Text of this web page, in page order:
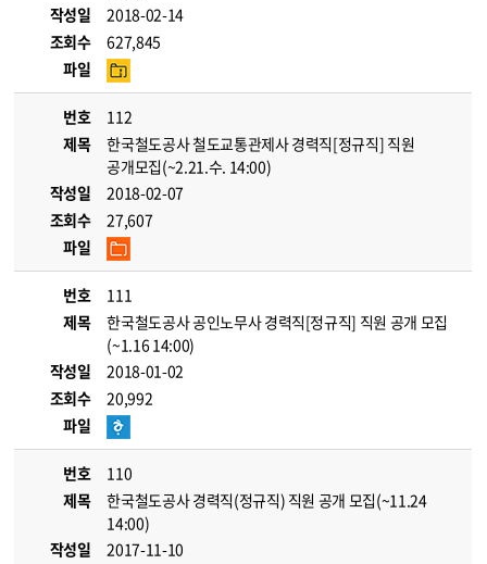
작성일
2018-02-14
조회수
627,845
파일
번호
112
제목
한국철도공사 철도교통관제사 경력직[정규직] 직원
공개모집(~2.21.수. 14:00)
작성일
2018-02-07
조회수
27,607
파일
번호
111
제목
한국철도공사 공인노무사 경력직[정규직] 직원 공개 모집
(~1.16 14:00)
작성일
2018-01-02
조회수
20,992
파일
번호
110
제목
한국철도공사 경력직(정규직) 직원 공개 모집(~11.24
14:00)
작성일
2017-11-10